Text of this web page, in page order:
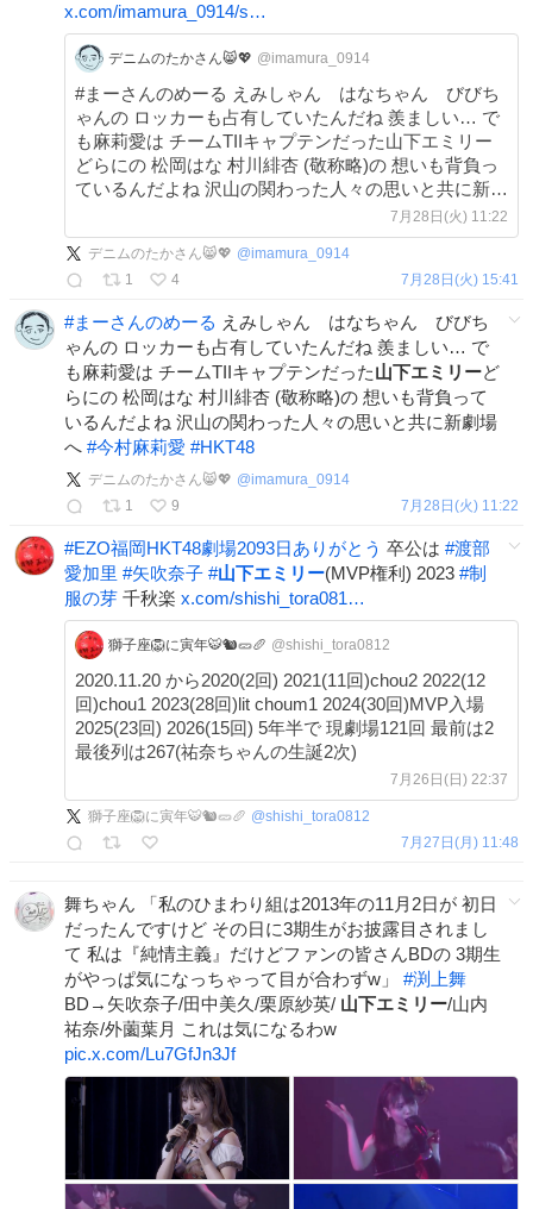
x.com/imamura_0914/s…
デニムのたかさん😸💖 @imamura_0914
#まーさんのめーる えみしゃん はなちゃん びびち
ゃんの ロッカーも占有していたんだね 羨ましい… で
も麻莉愛は チームTIIキャプテンだった山下エミリー
どらにの 松岡はな 村川緋杏 (敬称略)の 想いも背負っ
ているんだよね 沢山の関わった人々の思いと共に新劇
7月28日(火) 11:22
デニムのたかさん😸💖 @imamura_0914
1
4 7月28日(火) 15:41
#まーさんのめーる えみしゃん はなちゃん びびち
ゃんの ロッカーも占有していたんだね 羨ましい… で
も麻莉愛は チームTIIキャプテンだった山下エミリーど
らにの 松岡はな 村川緋杏 (敬称略)の 想いも背負って
いるんだよね 沢山の関わった人々の思いと共に新劇場
へ #今村麻莉愛 #HKT48
デニムのたかさん😸💖 @imamura_0914
1
9 7月28日(火) 11:22
#EZO福岡HKT48劇場2093日ありがとう 卒公は #渡部
愛加里 #矢吹奈子 #山下エミリー(MVP権利) 2023 #制
服の芽 千秋楽 x.com/shishi_tora081…
獅子座🦁に寅年🐯🐿️🥒🥖 @shishi_tora0812
2020.11.20 から2020(2回) 2021(11回)chou2 2022(12
回)chou1 2023(28回)lit choum1 2024(30回)MVP入場
2025(23回) 2026(15回) 5年半で 現劇場121回 最前は2
最後列は267(祐奈ちゃんの生誕2次)
7月26日(日) 22:37
獅子座🦁に寅年🐯🐿️🥒🥖 @shishi_tora0812
7月27日(月) 11:48
舞ちゃん 「私のひまわり組は2013年の11月2日が 初日
だったんですけど その日に3期生がお披露目されまし
て 私は『純情主義』だけどファンの皆さんBDの 3期生
がやっぱ気になっちゃって目が合わずw」 #渕上舞
BD→矢吹奈子/田中美久/栗原紗英/ 山下エミリー/山内
祐奈/外薗葉月 これは気になるわw
pic.x.com/Lu7GfJn3Jf